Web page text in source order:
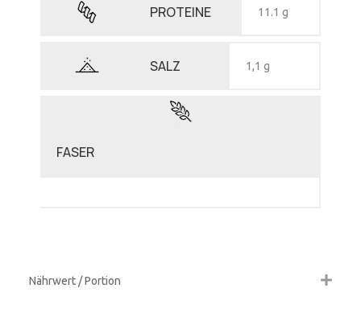
PROTEINE 11.1 g
SALZ 1,1 g
FASER
Nährwert / Portion